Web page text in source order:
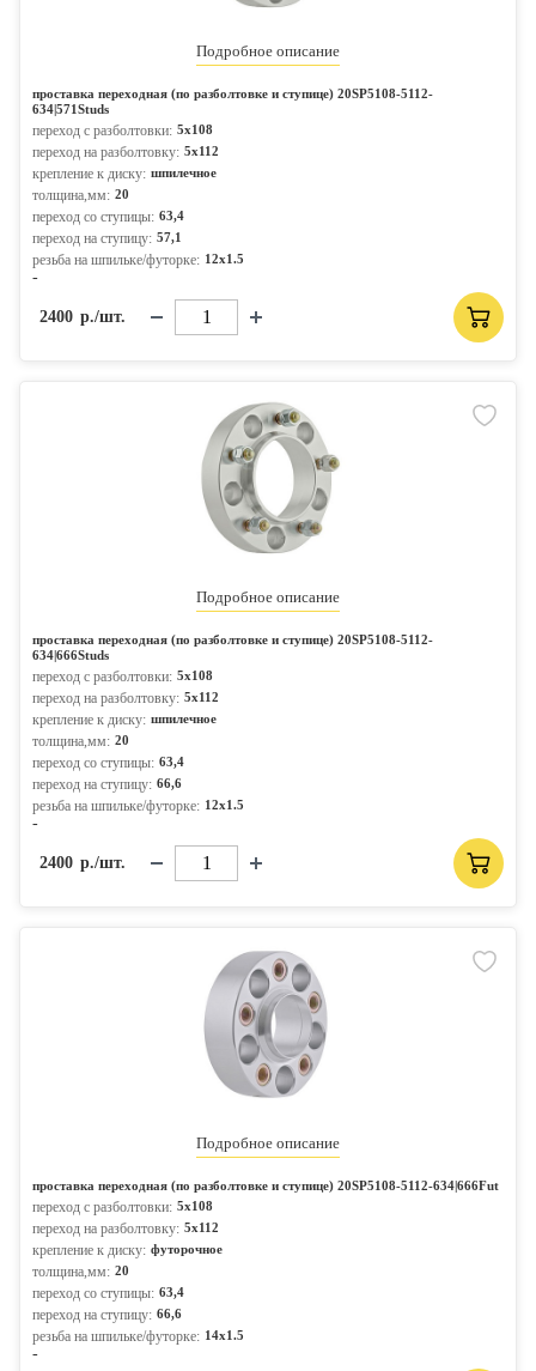
Подробное описание
проставка переходная (по разболтовке и ступице) 20SP5108-5112-
634|571Studs
переход с разболтовки: 5x108
переход на разболтовку: 5x112
крепление к диску: шпилечное
толщина,мм: 20
переход со ступицы: 63,4
переход на ступицу: 57,1
резьба на шпильке/футорке: 12x1.5
-
2400 р./шт.
Подробное описание
проставка переходная (по разболтовке и ступице) 20SP5108-5112-
634|666Studs
переход с разболтовки: 5x108
переход на разболтовку: 5x112
крепление к диску: шпилечное
толщина,мм: 20
переход со ступицы: 63,4
переход на ступицу: 66,6
резьба на шпильке/футорке: 12x1.5
-
2400 р./шт.
Подробное описание
проставка переходная (по разболтовке и ступице) 20SP5108-5112-634|666Fut
переход с разболтовки: 5x108
переход на разболтовку: 5x112
крепление к диску: футорочное
толщина,мм: 20
переход со ступицы: 63,4
переход на ступицу: 66,6
резьба на шпильке/футорке: 14x1.5
-